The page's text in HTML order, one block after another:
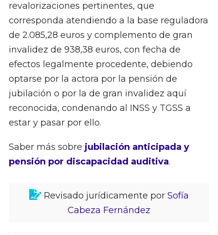
revalorizaciones pertinentes, que
corresponda atendiendo a la base reguladora
de 2.085,28 euros y complemento de gran
invalidez de 938,38 euros, con fecha de
efectos legalmente procedente, debiendo
optarse por la actora por la pensión de
jubilación o por la de gran invalidez aquí
reconocida, condenando al INSS y TGSS a
estar y pasar por ello.
Saber más sobre jubilación anticipada y
pensión por discapacidad auditiva.
Revisado jurídicamente por Sofía
Cabeza Fernández